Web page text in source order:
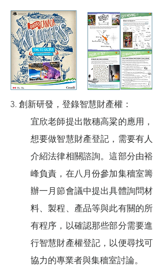
3. 創新研發，登錄智慧財產權：
宜欣老師提出散穗高粱的應用，
想要做智慧財產登記，需要有人
介紹法律相關諮詢。這部分由裕
峰負責，在八月份參加集穡室籌
辦一月節會議中提出具體詢問材
料、製程、產品等與此有關的所
有程序，以確認那些部分需要進
行智慧財產權登記，以便尋找可
協力的專業者與集穡室討論。